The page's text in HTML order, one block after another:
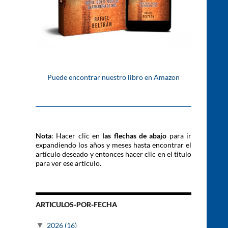
Puede encontrar nuestro libro en Amazon
Nota: Hacer clic en las flechas de abajo para ir
expandiendo los años y meses hasta encontrar el
artículo deseado y entonces hacer clic en el título
para ver ese artículo.
ARTICULOS-POR-FECHA
▼ 2026 (16)